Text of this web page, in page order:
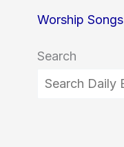
Worship Songs
Search